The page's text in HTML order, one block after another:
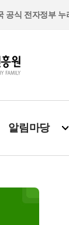
공식 전자정부 누
알림마당